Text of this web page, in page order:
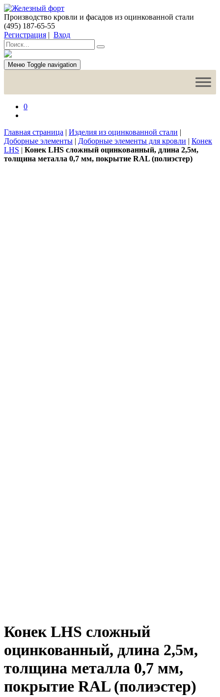
Производство кровли и фасадов из оцинкованной стали
(495) 187-65-55
Регистрация | Вход
Меню Toggle navigation
0
Главная страница | Изделия из оцинкованной стали |
Доборные элементы | Доборные элементы для кровли | Конек
LHS | Конек LHS сложный оцинкованный, длина 2,5м,
толщина металла 0,7 мм, покрытие RAL (полиэстер)
Конек LHS сложный
оцинкованный, длина 2,5м,
толщина металла 0,7 мм,
покрытие RAL (полиэстер)